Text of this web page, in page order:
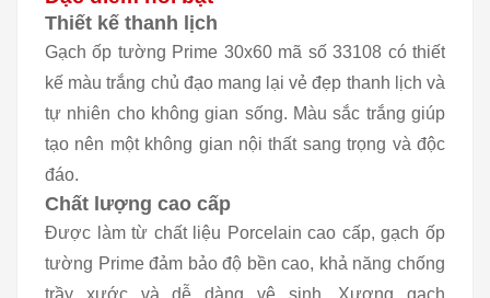
Thiết kế thanh lịch
Gạch ốp tường Prime 30x60 mã số 33108 có thiết
kế màu trắng chủ đạo mang lại vẻ đẹp thanh lịch và
tự nhiên cho không gian sống. Màu sắc trắng giúp
tạo nên một không gian nội thất sang trọng và độc
đáo.
Chất lượng cao cấp
Được làm từ chất liệu Porcelain cao cấp, gạch ốp
tường Prime đảm bảo độ bền cao, khả năng chống
trầy xước và dễ dàng vệ sinh. Xương gạch